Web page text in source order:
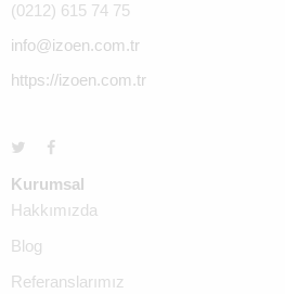
(0212) 615 74 75
info@izoen.com.tr
https://izoen.com.tr
Kurumsal
Hakkımızda
Blog
Referanslarımız